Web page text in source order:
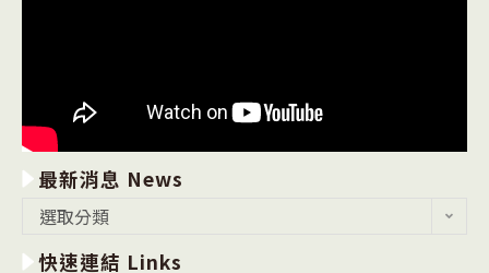
最新消息 News
消
選取分類
快速連結 Links